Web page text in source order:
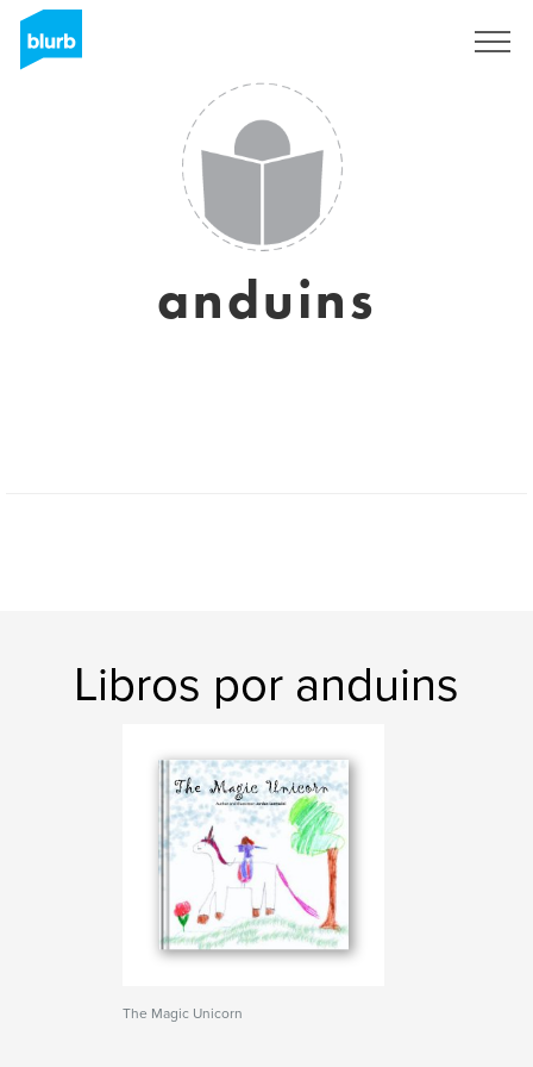
anduins
Libros por anduins
The Magic Unicorn